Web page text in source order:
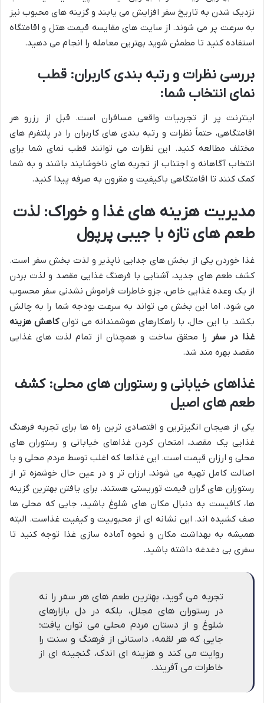
نزدیک شدن به تاریخ سفر افزایش می یابند و گزینه های محبوب نیز
به سرعت پر می شوند. از سایت های مقایسه قیمت هتل و اقامتگاه
استفاده کنید تا مطمئن شوید بهترین معامله را انجام می دهید.
بررسی نظرات و رتبه بندی کاربران: قطب
نمای انتخاب شما:
اینترنت پر از تجربیات واقعی مسافران است. قبل از رزرو هر
اقامتگاهی، حتماً نظرات و رتبه بندی های کاربران را در پلتفرم های
مختلف مطالعه کنید. این نظرات می توانند قطب نمای شما برای
انتخاب آگاهانه و اجتناب از تجربه های ناخوشایند باشند و به شما
کمک کنند تا اقامتگاهی باکیفیت و مقرون به صرفه پیدا کنید.
مدیریت هزینه های غذا و خوراک: لذت
طعم های تازه با جیبی پرپول
غذا خوردن یکی از بخش های جدایی ناپذیر و لذت بخش سفر است.
کشف طعم های جدید، آشنایی با فرهنگ غذایی مقصد و لذت بردن
از یک وعده غذایی خاص، جزو خاطرات فراموش نشدنی سفر محسوب
می شود. اما این بخش می تواند به سرعت بودجه شما را به چالش
بکشد. با این حال، با راهکارهای هوشمندانه می توانکاهش هزینه
غذا در سفر را محقق ساخت و همچنان از تمام لذت های غذایی
مقصد بهره مند شد.
غذاهای خیابانی و رستوران های محلی: کشف
طعم های اصیل
یکی از هیجان انگیزترین و اقتصادی ترین راه ها برای تجربه فرهنگ
غذایی یک مقصد، امتحان کردن غذاهای خیابانی و رستوران های
محلی و ارزان قیمت است. این غذاها که اغلب توسط مردم محلی و با
اصالت کامل تهیه می شوند، ارزان تر و در عین حال خوشمزه تر از
رستوران های گران قیمت توریستی هستند. برای یافتن بهترین گزینه
ها، کافیست به دنبال مکان های شلوغ باشید، جایی که محلی ها
صف کشیده اند. این نشانه ای از محبوبیت و کیفیت غذاست. البته
همیشه به بهداشت مکان و نحوه آماده سازی غذا توجه کنید تا
سفری بی دغدغه داشته باشید.
تجربه می گوید، بهترین طعم های هر سفر را نه
در رستوران های مجلل، بلکه در دل بازارهای
شلوغ و از دستان مردم محلی می توان یافت؛
جایی که هر لقمه، داستانی از فرهنگ و سنت را
روایت می کند و هزینه ای اندک، گنجینه ای از
خاطرات می آفریند.